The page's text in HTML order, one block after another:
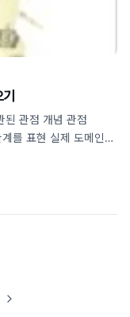
된 관점 개념 관점
를 표현 실제 도메인의
프트웨어로 초점이